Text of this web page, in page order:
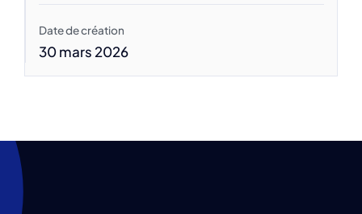
Date de création
30 mars 2026